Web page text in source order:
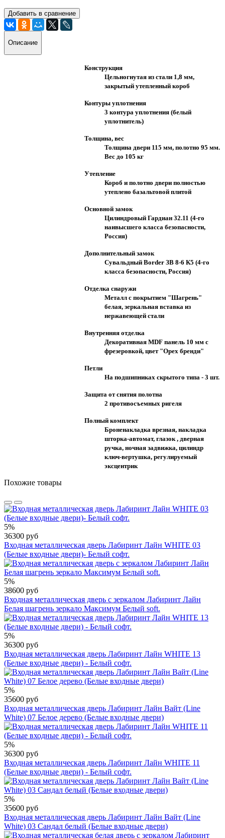
Добавить в сравнение
Описание
Конструкция
Цельногнутая из стали 1,8 мм,
закрытый утепленный короб
Контуры уплотнения
3 контура уплотнения (белый
уплотнитель)
Толщина, вес
Толщина двери 115 мм, полотно 95 мм.
Вес до 105 кг
Утепление
Короб и полотно двери полностью
утеплено базальтовой плитой
Основной замок
Цилиндровый Гардиан 32.11 (4-го
наивысшего класса безопасности,
Россия)
Дополнительный замок
Сувальдный Border ЗВ 8-6 К5 (4-го
класса безопасности, Россия)
Отделка снаружи
Металл с покрытием "Шагрень"
белая, зеркальная вставка из
нержавеющей стали
Внутренняя отделка
Декоративная MDF панель 10 мм с
фрезеровкой, цвет "Орех бренди"
Петли
На подшипниках скрытого типа - 3 шт.
Защита от снятия полотна
2 противосъемных ригеля
Полный комплект
Броненакладка врезная, накладка
шторка-автомат, глазок , дверная
ручка, ночная задвижка, цилиндр
ключ-вертушка, регулируемый
эксцентрик
Похожие товары
5%
36300 руб
Входная металлическая дверь Лабиринт Лайн WHITE 03
(Белые входные двери)- Белый софт.
5%
38600 руб
Входная металлическая дверь с зеркалом Лабиринт Лайн
Белая шагрень зеркало Максимум Белый soft.
5%
36300 руб
Входная металлическая дверь Лабиринт Лайн WHITE 13
(Белые входные двери) - Белый софт.
5%
35600 руб
Входная металлическая дверь Лабиринт Лайн Вайт (Line
White) 07 Белое дерево (Белые входные двери)
5%
36300 руб
Входная металлическая дверь Лабиринт Лайн WHITE 11
(Белые входные двери) - Белый софт.
5%
35600 руб
Входная металлическая дверь Лабиринт Лайн Вайт (Line
White) 03 Сандал белый (Белые входные двери)